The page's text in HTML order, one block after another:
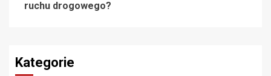
ruchu drogowego?
Kategorie